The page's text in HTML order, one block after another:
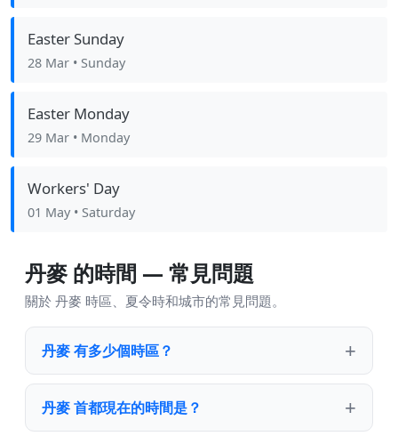
Easter Sunday
28 Mar • Sunday
Easter Monday
29 Mar • Monday
Workers' Day
01 May • Saturday
丹麥 的時間 — 常見問題
關於 丹麥 時區、夏令時和城市的常見問題。
丹麥 有多少個時區？
丹麥 首都現在的時間是？